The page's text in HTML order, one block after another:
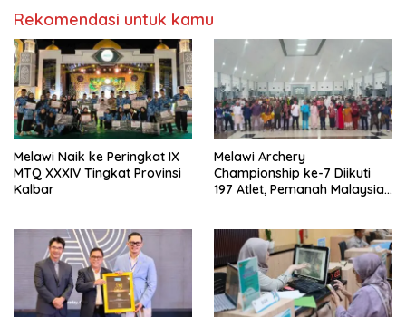
Rekomendasi untuk kamu
Melawi Naik ke Peringkat IX
MTQ XXXIV Tingkat Provinsi
Kalbar
Melawi Archery
Championship ke-7 Diikuti
197 Atlet, Pemanah Malaysia